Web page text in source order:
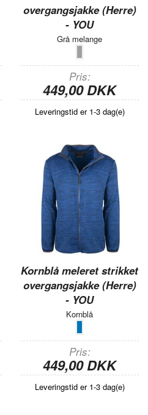
overgangsjakke (Herre)
- YOU
Grå melange
Pris
449,00 DKK
Leveringstid er 1-3 dag(e)
Kornblå meleret strikket
overgangsjakke (Herre)
- YOU
Kornblå
Pris
449,00 DKK
Leveringstid er 1-3 dag(e)